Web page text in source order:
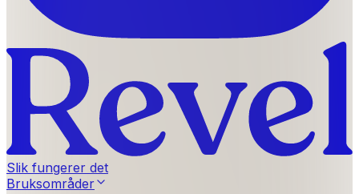
Slik fungerer det
Bruksområder